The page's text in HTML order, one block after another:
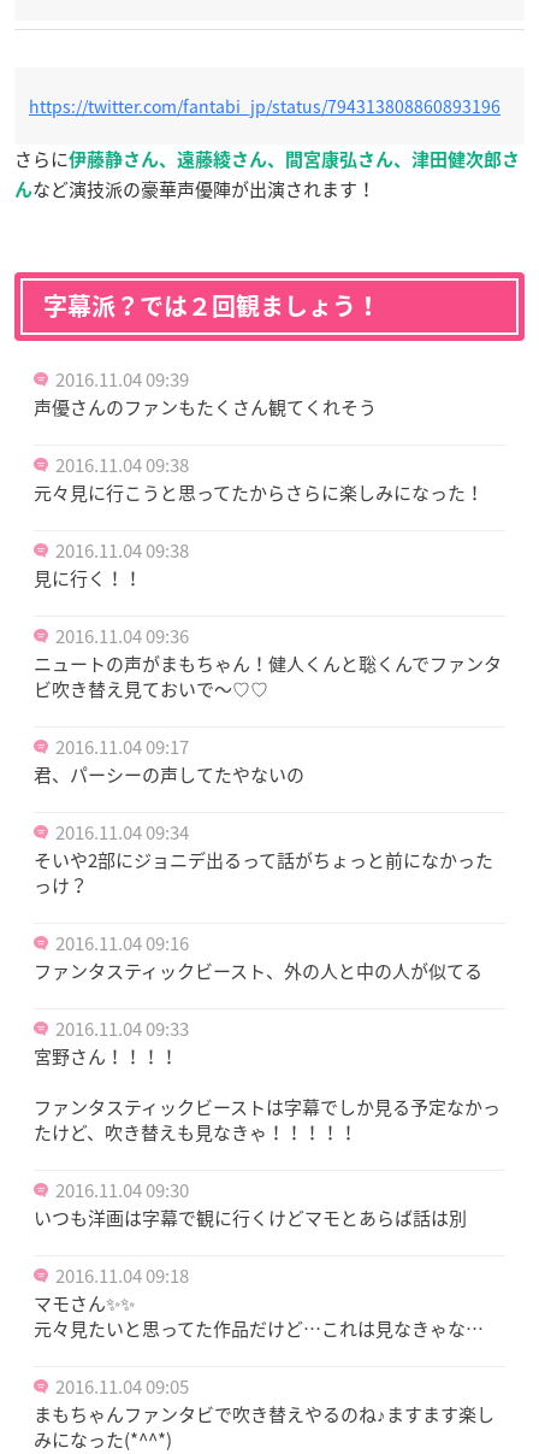
https://twitter.com/fantabi_jp/status/794313808860893196
さらに伊藤静さん、遠藤綾さん、間宮康弘さん、 津田健次郎さ
んなど演技派の豪華声優陣が出演されます！
字幕派？では２回観ましょう！
2016.11.04 09:39
声優さんのファンもたくさん観てくれそう
2016.11.04 09:38
元々見に行こうと思ってたからさらに楽しみになった！
2016.11.04 09:38
見に行く！！
2016.11.04 09:36
ニュートの声がまもちゃん！健人くんと聡くんでファンタ
ビ吹き替え見ておいで～♡♡
2016.11.04 09:17
君、パーシーの声してたやないの
2016.11.04 09:34
そいや2部にジョニデ出るって話がちょっと前になかった
っけ？
2016.11.04 09:16
ファンタスティックビースト、外の人と中の人が似てる
2016.11.04 09:33
宮野さん！！！！
ファンタスティックビーストは字幕でしか見る予定なかっ
たけど、吹き替えも見なきゃ！！！！！
2016.11.04 09:30
いつも洋画は字幕で観に行くけどマモとあらば話は別
2016.11.04 09:18
マモさん✨✨
元々見たいと思ってた作品だけど…これは見なきゃな…
2016.11.04 09:05
まもちゃんファンタビで吹き替えやるのね♪ますます楽し
みになった(*^^*)